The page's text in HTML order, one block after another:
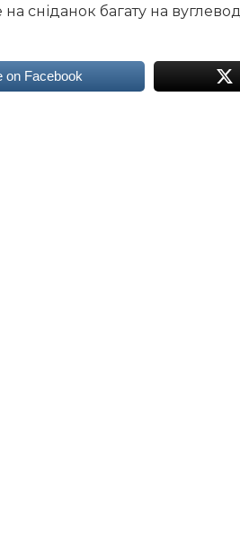
сніданок багату на
on Facebook